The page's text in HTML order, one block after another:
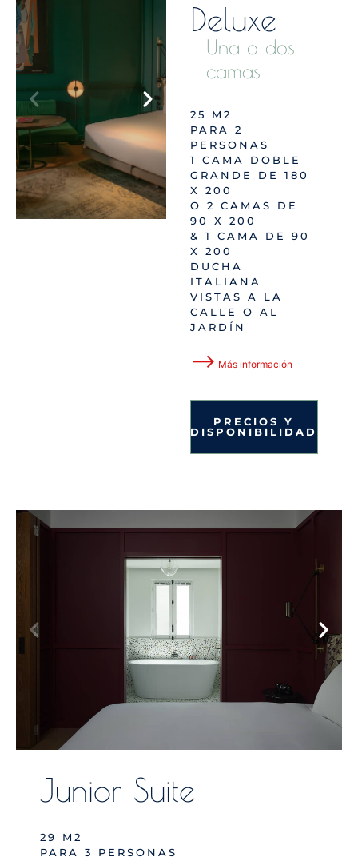
Deluxe
Una o dos
camas
25 M2
PARA 2
PERSONAS
1 CAMA DOBLE
GRANDE DE 180
X 200
O 2 CAMAS DE
90 X 200
& 1 CAMA DE 90
X 200
DUCHA
ITALIANA
VISTAS A LA
CALLE O AL
JARDÍN
⟶ Más información
PRECIOS Y
DISPONIBILIDAD
Junior Suite
29 M2
PARA 3 PERSONAS